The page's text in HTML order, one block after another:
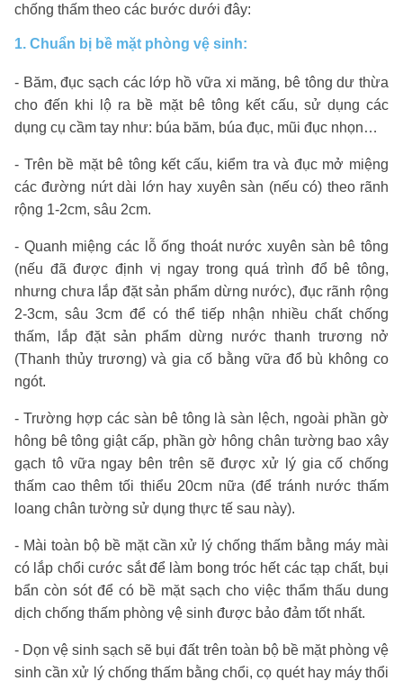
chống thấm theo các bước dưới đây:
1. Chuẩn bị bề mặt phòng vệ sinh:
- Băm, đục sạch các lớp hồ vữa xi măng, bê tông dư thừa
cho đến khi lộ ra bề mặt bê tông kết cấu, sử dụng các
dụng cụ cầm tay như: búa băm, búa đục, mũi đục nhọn…
- Trên bề mặt bê tông kết cấu, kiểm tra và đục mở miệng
các đường nứt dài lớn hay xuyên sàn (nếu có) theo rãnh
rộng 1-2cm, sâu 2cm.
- Quanh miệng các lỗ ống thoát nước xuyên sàn bê tông
(nếu đã được định vị ngay trong quá trình đổ bê tông,
nhưng chưa lắp đặt sản phẩm dừng nước), đục rãnh rộng
2-3cm, sâu 3cm để có thể tiếp nhận nhiều chất chống
thấm, lắp đặt sản phẩm dừng nước thanh trương nở
(Thanh thủy trương) và gia cố bằng vữa đổ bù không co
ngót.
- Trường hợp các sàn bê tông là sàn lệch, ngoài phần gờ
hông bê tông giật cấp, phần gờ hông chân tường bao xây
gạch tô vữa ngay bên trên sẽ được xử lý gia cố chống
thấm cao thêm tối thiểu 20cm nữa (để tránh nước thấm
loang chân tường sử dụng thực tế sau này).
- Mài toàn bộ bề mặt cần xử lý chống thấm bằng máy mài
có lắp chổi cước sắt để làm bong tróc hết các tạp chất, bụi
bẩn còn sót để có bề mặt sạch cho việc thẩm thấu dung
dịch chống thấm phòng vệ sinh được bảo đảm tốt nhất.
- Dọn vệ sinh sạch sẽ bụi đất trên toàn bộ bề mặt phòng vệ
sinh cần xử lý chống thấm bằng chổi, cọ quét hay máy thổi